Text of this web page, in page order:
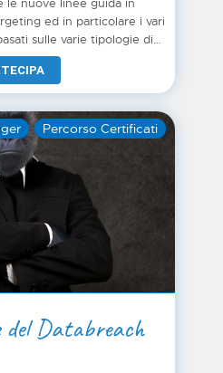
le nuove linee guida in
ed in particolare i vari
sulle varie tipologie di
Percorso Certificati
del Databreach